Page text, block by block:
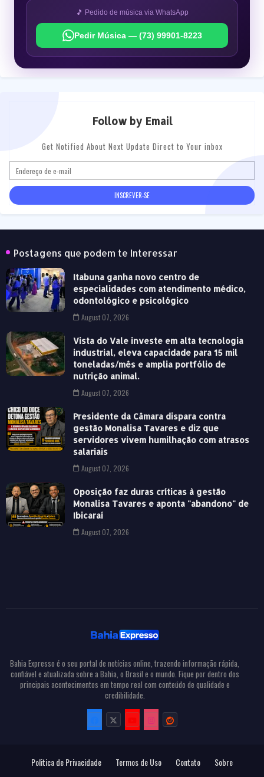
🎵 Pedido de música via WhatsApp
Pedir Música — (73) 99901-8223
Follow by Email
Get Notified About Next Update Direct to Your inbox
Postagens que podem te Interessar
Itabuna ganha novo centro de
especialidades com atendimento médico,
odontológico e psicológico
August 07, 2026
Vista do Vale investe em alta tecnologia
industrial, eleva capacidade para 15 mil
toneladas/mês e amplia portfólio de
nutrição animal.
August 07, 2026
Presidente da Câmara dispara contra
gestão Monalisa Tavares e diz que
servidores vivem humilhação com atrasos
salariais
August 07, 2026
Oposição faz duras críticas à gestão
Monalisa Tavares e aponta "abandono" de
Ibicaraí
August 07, 2026
Bahia Expresso é o seu portal de notícias online, trazendo informação rápida,
confiável e atualizada sobre a Bahia, o Brasil e o mundo. Fique por dentro dos
principais acontecimentos em tempo real com conteúdo de qualidade e
credibilidade.
Politica de Privacidade Termos de Uso Contato Sobre